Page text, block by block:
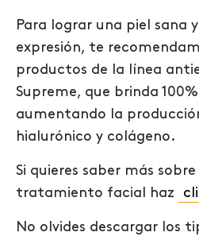
Para lograr una piel sana
expresión, te
productos de la línea
Supreme, que brinda
aumentando la
hialurónico y colágeno.
Si quieres saber más
tratamiento facial haz
No olvides descargar los